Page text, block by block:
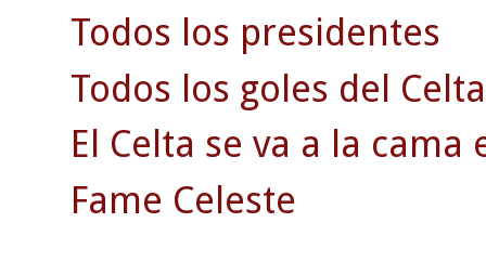
Todos los presidentes
Todos los goles del
El Celta se va a la
Fame Celeste